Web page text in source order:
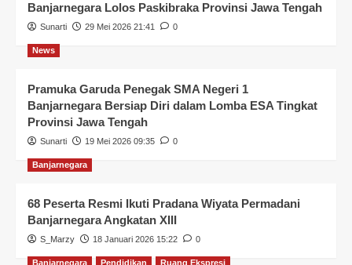
Banjarnegara Lolos Paskibraka Provinsi Jawa Tengah
Sunarti 29 Mei 2026 21:41 0
News
Pramuka Garuda Penegak SMA Negeri 1
Banjarnegara Bersiap Diri dalam Lomba ESA Tingkat
Provinsi Jawa Tengah
Sunarti 19 Mei 2026 09:35 0
Banjarnegara
68 Peserta Resmi Ikuti Pradana Wiyata Permadani
Banjarnegara Angkatan XIII
S_Marzy 18 Januari 2026 15:22 0
Banjarnegara Pendidikan Ruang Ekspresi